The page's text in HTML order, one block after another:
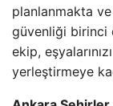
planlanmakta ve
güvenliği birinci
ekip,
yerleştirmeye